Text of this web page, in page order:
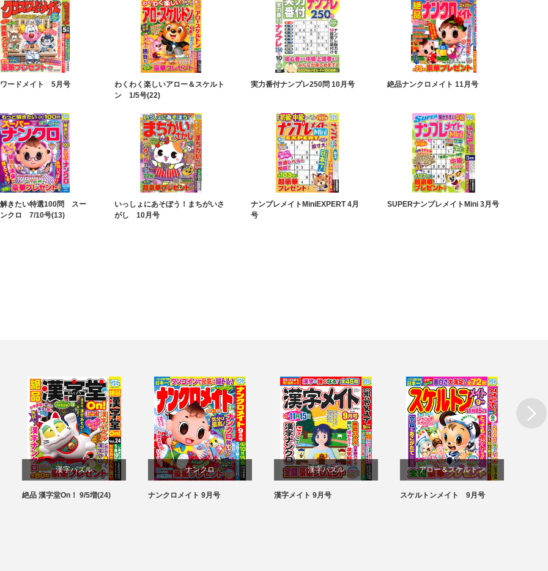
ードメイト 5月号
わくわく楽しいアロー＆スケルト
ン 1/5号(22)
実力番付ナンプレ250問 10月号 絶品ナンクロメイト 11月号
きたい特選100問 スー
クロ 7/10号(13)
いっしょにあそぼう！まちがいさ
がし 10月号
ナンプレメイトMiniEXPERT 4月
号
SUPERナンプレメイトMini 3月号
漢字パズル
パズル
絶品 漢字堂On！ 9/5増(24)
ナンクロ
パズル
ナンクロメイト 9月号
漢字パズル
パズル
漢字メイト 9月号
アロー＆スケルトン
パズル
スケルトンメイト 9月号